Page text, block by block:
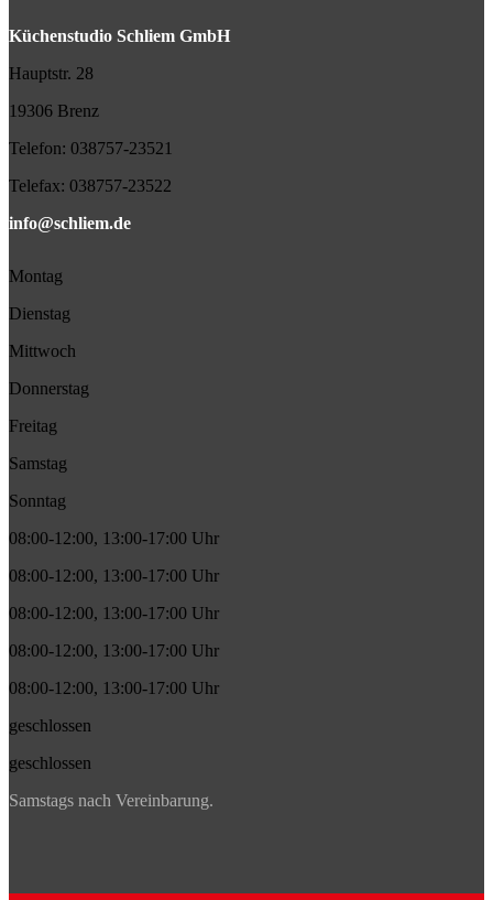
Küchenstudio Schliem GmbH
Hauptstr. 28
19306 Brenz
Telefon: 038757-23521
Telefax: 038757-23522
info@schliem.de
Montag
Dienstag
Mittwoch
Donnerstag
Freitag
Samstag
Sonntag
08:00-12:00, 13:00-17:00 Uhr
08:00-12:00, 13:00-17:00 Uhr
08:00-12:00, 13:00-17:00 Uhr
08:00-12:00, 13:00-17:00 Uhr
08:00-12:00, 13:00-17:00 Uhr
geschlossen
geschlossen
Samstags nach Vereinbarung.